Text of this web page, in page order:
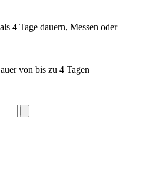
4 Tage dauern, Messen oder
von bis zu 4 Tagen